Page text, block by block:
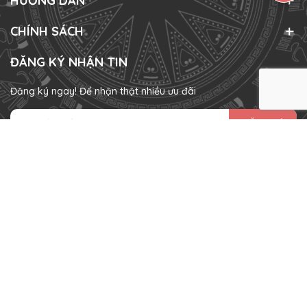
CHÍNH SÁCH
ĐĂNG KÝ NHẬN TIN
Đăng ký ngay! Để nhận thật nhiều ưu đãi
ĐĂNG KÝ